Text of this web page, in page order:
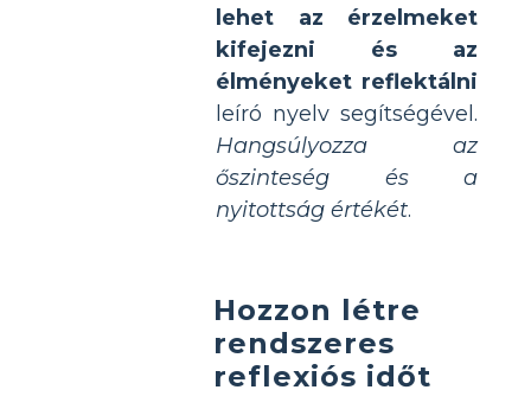
lehet az érzelmeket
kifejezni és az
élményeket reflektálni
leíró nyelv segítségével.
Hangsúlyozza az
őszinteség és a
nyitottság értékét.
Hozzon létre
rendszeres
reflexiós időt